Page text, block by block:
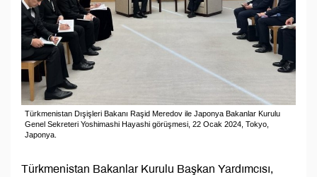
Türkmenistan Dışişleri Bakanı Raşid Meredov ile Japonya Bakanlar Kurulu
Genel Sekreteri Yoshimashi Hayashi görüşmesi, 22 Ocak 2024, Tokyo,
Japonya.
Türkmenistan Bakanlar Kurulu Başkan Yardımcısı,